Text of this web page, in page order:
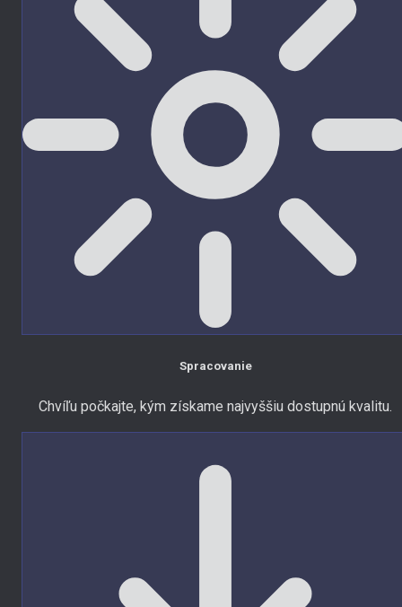
Spracovanie
Chvíľu počkajte, kým získame najvyššiu dostupnú kvalitu.